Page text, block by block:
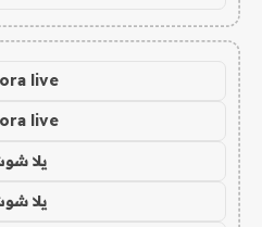
live
live
يلا
يلا